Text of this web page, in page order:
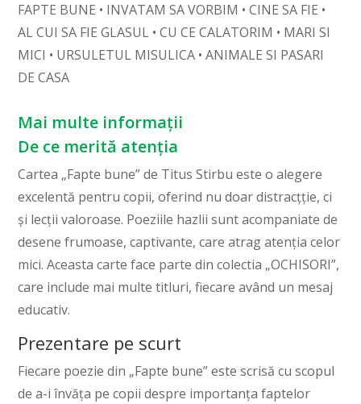
FAPTE BUNE • INVATAM SA VORBIM • CINE SA FIE •
AL CUI SA FIE GLASUL • CU CE CALATORIM • MARI SI
MICI • URSULETUL MISULICA • ANIMALE SI PASARI
DE CASA
Mai multe informații
De ce merită atenția
Cartea „Fapte bune” de Titus Stirbu este o alegere
excelentă pentru copii, oferind nu doar distracțție, ci
și lecții valoroase. Poeziile hazlii sunt acompaniate de
desene frumoase, captivante, care atrag atenția celor
mici. Aceasta carte face parte din colectia „OCHISORI”,
care include mai multe titluri, fiecare având un mesaj
educativ.
Prezentare pe scurt
Fiecare poezie din „Fapte bune” este scrisă cu scopul
de a-i învăța pe copii despre importanța faptelor